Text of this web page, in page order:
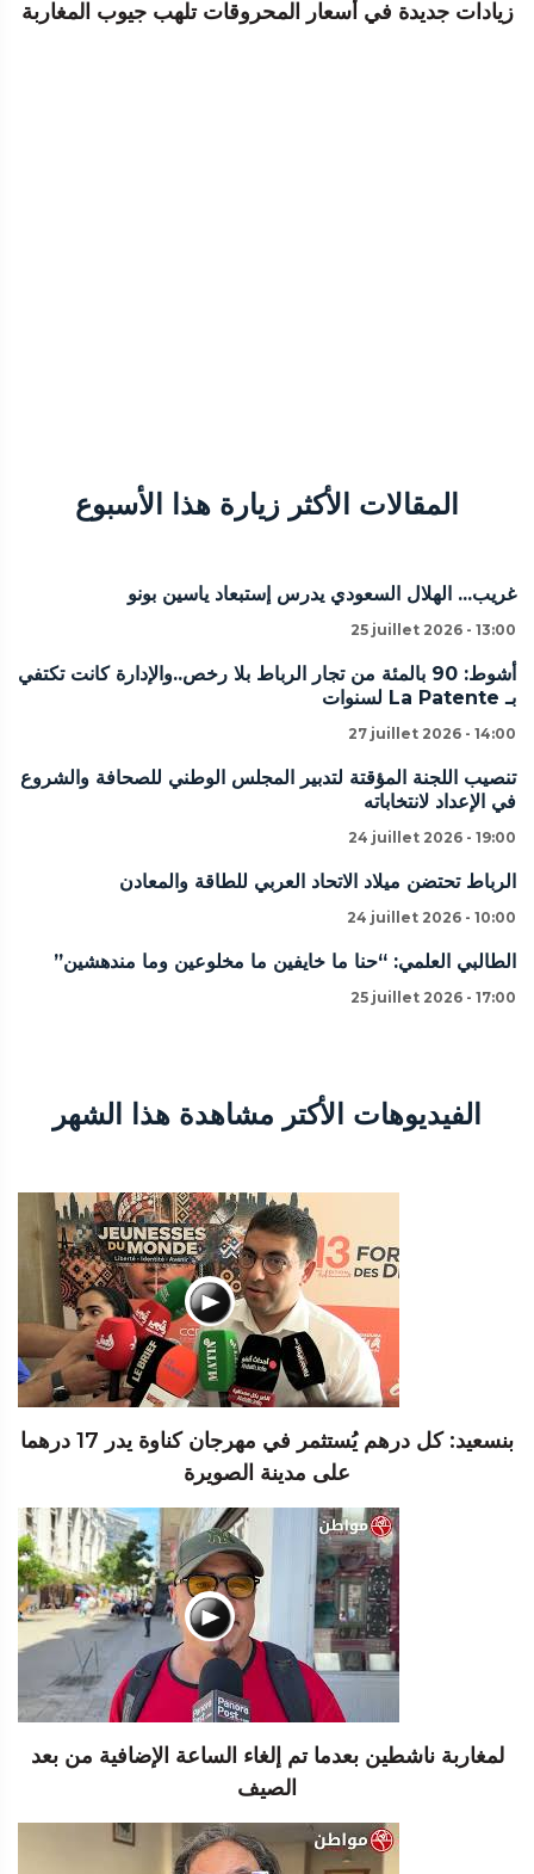
زيادات جديدة في أسعار المحروقات تلهب جيوب المغاربة
المقالات الأكثر زيارة هذا الأسبوع
غريب... الهلال السعودي يدرس إستبعاد ياسين بونو
25 juillet 2026 - 13:00
أشوط: 90 بالمئة من تجار الرباط بلا رخص..والإدارة كانت تكتفي
بـ La Patente لسنوات
27 juillet 2026 - 14:00
تنصيب اللجنة المؤقتة لتدبير المجلس الوطني للصحافة والشروع
في الإعداد لانتخاباته
24 juillet 2026 - 19:00
الرباط تحتضن ميلاد الاتحاد العربي للطاقة والمعادن
24 juillet 2026 - 10:00
الطالبي العلمي: “حنا ما خايفين ما مخلوعين وما مندهشين”
25 juillet 2026 - 17:00
الفيديوهات الأكتر مشاهدة هذا الشهر
بنسعيد: كل درهم يُستثمر في مهرجان كناوة يدر 17 درهما
على مدينة الصويرة
لمغاربة ناشطين بعدما تم إلغاء الساعة الإضافية من بعد
الصيف